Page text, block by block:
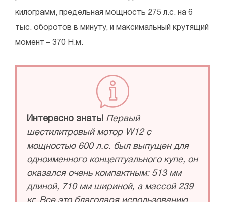
килограмм, предельная мощность 275 л.с. на 6
тыс. оборотов в минуту, и максимальный крутящий
момент – 370 Н.м.
Интересно знать! Первый
шестилитровый мотор W12 с
мощностью 600 л.с. был выпущен для
одноименного концептуального купе, он
оказался очень компактным: 513 мм
длиной, 710 мм шириной, а массой 239